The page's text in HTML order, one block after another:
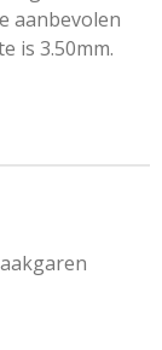
aanbevolen
is 3.50mm.